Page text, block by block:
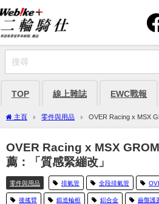
TOP 線上雜誌 EWC戰報
主頁 零件與用品
OVER Racing x MSX
繃改」
OVER Racing x MSX
薦：「質感緊繃改」
零件與用品 排氣管 全段排氣管
後搖臂 鍛造輪框 鋁合金 齒盤護